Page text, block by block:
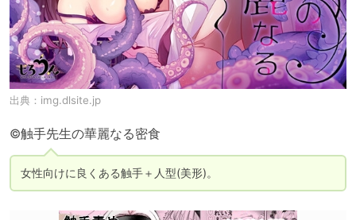
出典： img.dlsite.jp
©触手先生の華麗なる密食
女性向けに良くある触手＋人型(美形)。